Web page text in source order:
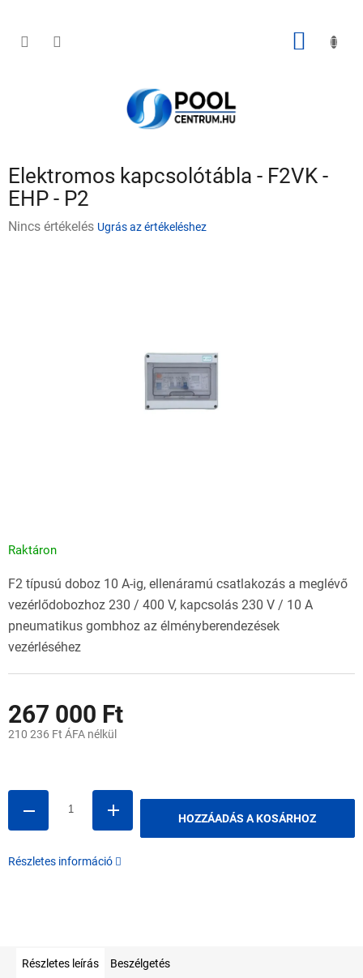
KOSÁR
Elektromos kapcsolótábla - F2VK -
EHP - P2
ANincs értékelés Ugrás az értékeléshez
267 000 Ft
210 236 Ft ÁFA nélkül
Raktáron
HOZZÁADÁS A KOSÁRHOZ
F2 típusú doboz 10 A-ig, ellenáramú csatlakozás a meglévő
vezérlődobozhoz 230 / 400 V, kapcsolás 230 V / 10 A
pneumatikus gombhoz az élményberendezések
vezérléséhez
Részletes információ
Részletes leírás Beszélgetés